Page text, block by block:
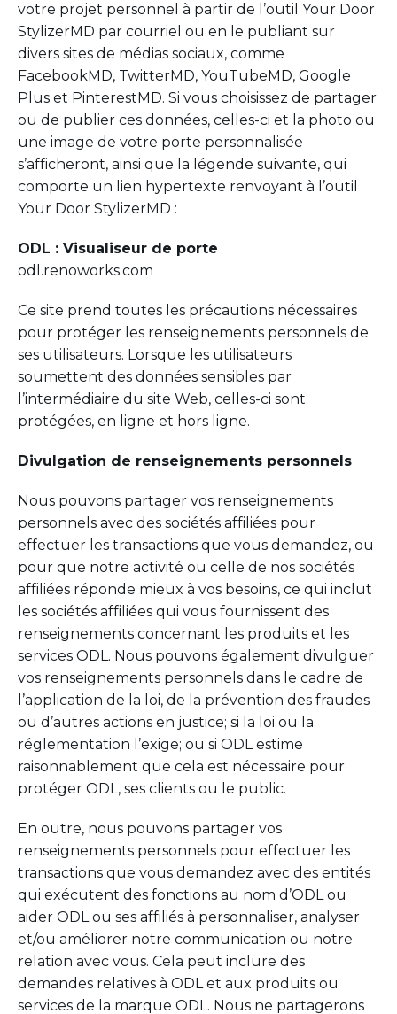
votre projet personnel à partir de l’outil Your Door
StylizerMD par courriel ou en le publiant sur
divers sites de médias sociaux, comme
FacebookMD, TwitterMD, YouTubeMD, Google
Plus et PinterestMD. Si vous choisissez de partager
ou de publier ces données, celles-ci et la photo ou
une image de votre porte personnalisée
s’afficheront, ainsi que la légende suivante, qui
comporte un lien hypertexte renvoyant à l’outil
Your Door StylizerMD :
ODL : Visualiseur de porte
odl.renoworks.com
Ce site prend toutes les précautions nécessaires
pour protéger les renseignements personnels de
ses utilisateurs. Lorsque les utilisateurs
soumettent des données sensibles par
l’intermédiaire du site Web, celles-ci sont
protégées, en ligne et hors ligne.
Divulgation de renseignements personnels
Nous pouvons partager vos renseignements
personnels avec des sociétés affiliées pour
effectuer les transactions que vous demandez, ou
pour que notre activité ou celle de nos sociétés
affiliées réponde mieux à vos besoins, ce qui inclut
les sociétés affiliées qui vous fournissent des
renseignements concernant les produits et les
services ODL. Nous pouvons également divulguer
vos renseignements personnels dans le cadre de
l’application de la loi, de la prévention des fraudes
ou d’autres actions en justice; si la loi ou la
réglementation l’exige; ou si ODL estime
raisonnablement que cela est nécessaire pour
protéger ODL, ses clients ou le public.
En outre, nous pouvons partager vos
renseignements personnels pour effectuer les
transactions que vous demandez avec des entités
qui exécutent des fonctions au nom d’ODL ou
aider ODL ou ses affiliés à personnaliser, analyser
et/ou améliorer notre communication ou notre
relation avec vous. Cela peut inclure des
demandes relatives à ODL et aux produits ou
services de la marque ODL. Nous ne partagerons